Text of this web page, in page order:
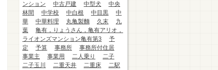
ンション
中古戸建 中型犬
中央
林間
中学校 中白根 中目黒
中
華
中華料理 丸亀製麵 久末
九
葉
亀有，りょうさん，亀有アリオ，
ライオンズマンション亀有第3
予
定
予算 事務所
事務所付住居
事業主
事業用 二人乗り
二子
二子玉川
二重天井 二重床
二駅